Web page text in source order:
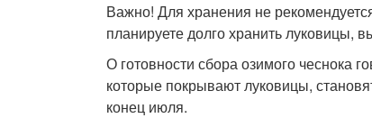
Важно! Для хранения не
планируете долго хранить луковицы,
О готовности сбора озимого чеснока
которые покрывают луковицы,
конец июля.